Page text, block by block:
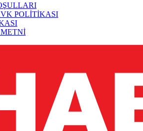
POLİTİKASI